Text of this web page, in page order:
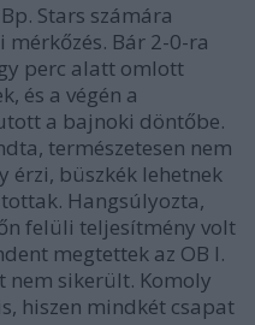
Stars számára
Bár 2-0-ra
perc alatt omlott
és a végén a
a bajnoki döntőbe.
természetesen nem
érzi, büszkék lehetnek
Hangsúlyozta,
felüli teljesítmény volt
megtettek az OB I.
nem sikerült. Komoly
hiszen mindkét csapat